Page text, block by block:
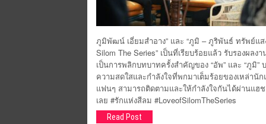
ภูมิพัฒน์ เอี่ยมสำอาง” และ “ภูมิ – ภูริพันธ์ ทรัพย์แ
Silom The Series” เป็นที่เรียบร้อยแล้ว รับรองผล
เป็นการพลิกบทบาทครั้งสำคัญของ “อัพ” และ “ภูมิ
ความสดใสและกำลังใจที่พกมาเต็มร้อยของเหล่า
แฟนๆ สามารถติดตามและให้กำลังใจกันได้ผ่านแฮ
เลย #รักแห่งสีลม #LoveofSilomTheSeries
Read Post